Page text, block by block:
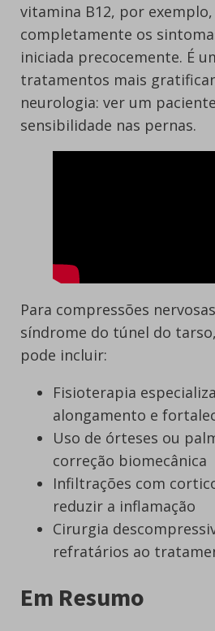
vitamina B12, por
completamente os
iniciada precocemente. É
tratamentos mais
neurologia: ver um
sensibilidade nas pernas.
Para compressões
síndrome do túnel do
pode incluir:
Fisioterapia
alongamento e
Uso de órteses ou
correção biomecânica
Infiltrações com
reduzir a inflamação
Cirurgia
refratários ao
Em Resumo